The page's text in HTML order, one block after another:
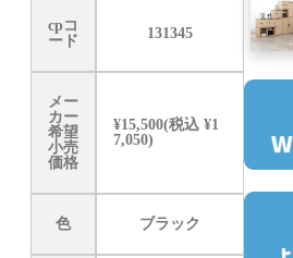
cpコ
ード
131345
メー
カー
希望
小売
価格
¥15,500(税込 ¥1
7,050)
色 ブラック